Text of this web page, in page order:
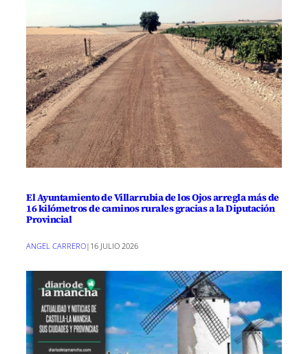
El Ayuntamiento de Villarrubia de los Ojos arregla más de
16 kilómetros de caminos rurales gracias a la Diputación
Provincial
ANGEL CARRERO| 16 JULIO 2026